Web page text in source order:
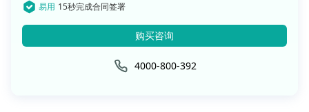
易用 15秒完成合同签署
购买咨询
4000-800-392